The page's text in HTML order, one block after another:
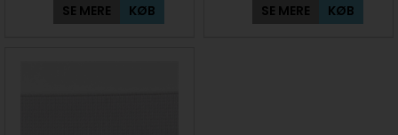
SE MERE KØB SE MERE KØB